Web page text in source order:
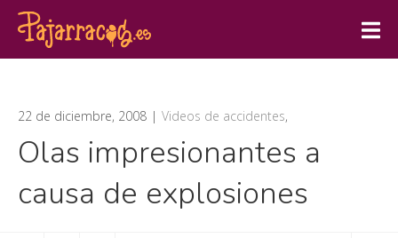
22 de diciembre, 2008 Videos de accidentes,
Olas impresionantes a
causa de explosiones